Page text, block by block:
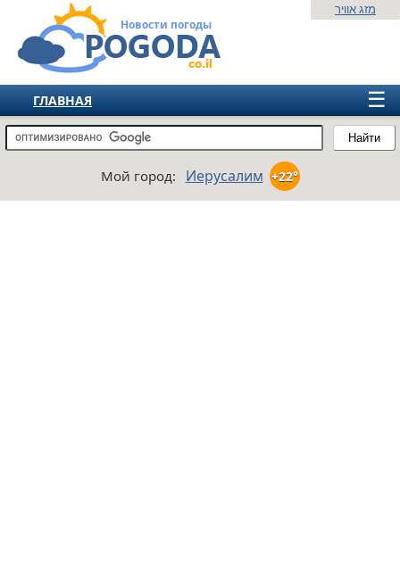
Новости погоды
Найти
מזג אוויר
☰
ГЛАВНАЯ
ИЗРАИЛЬ
ЕВРОПА
Мой город: Иерусалим +22°